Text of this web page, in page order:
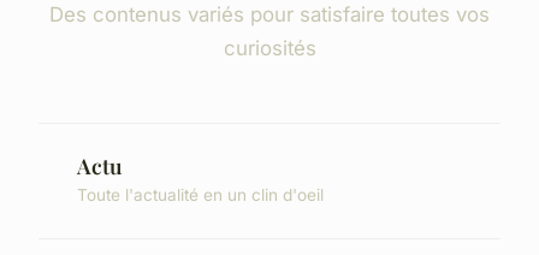
Des contenus variés pour satisfaire toutes vos
curiosités
Actu
Toute l'actualité en un clin d'oeil